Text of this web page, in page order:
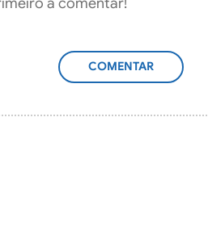
ADICIONAR